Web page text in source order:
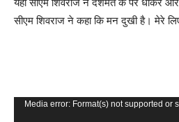
सीएम शिवराज ने कहा कि मन दुखी है। मेरे
Video
Media error: Format(s) not supported or